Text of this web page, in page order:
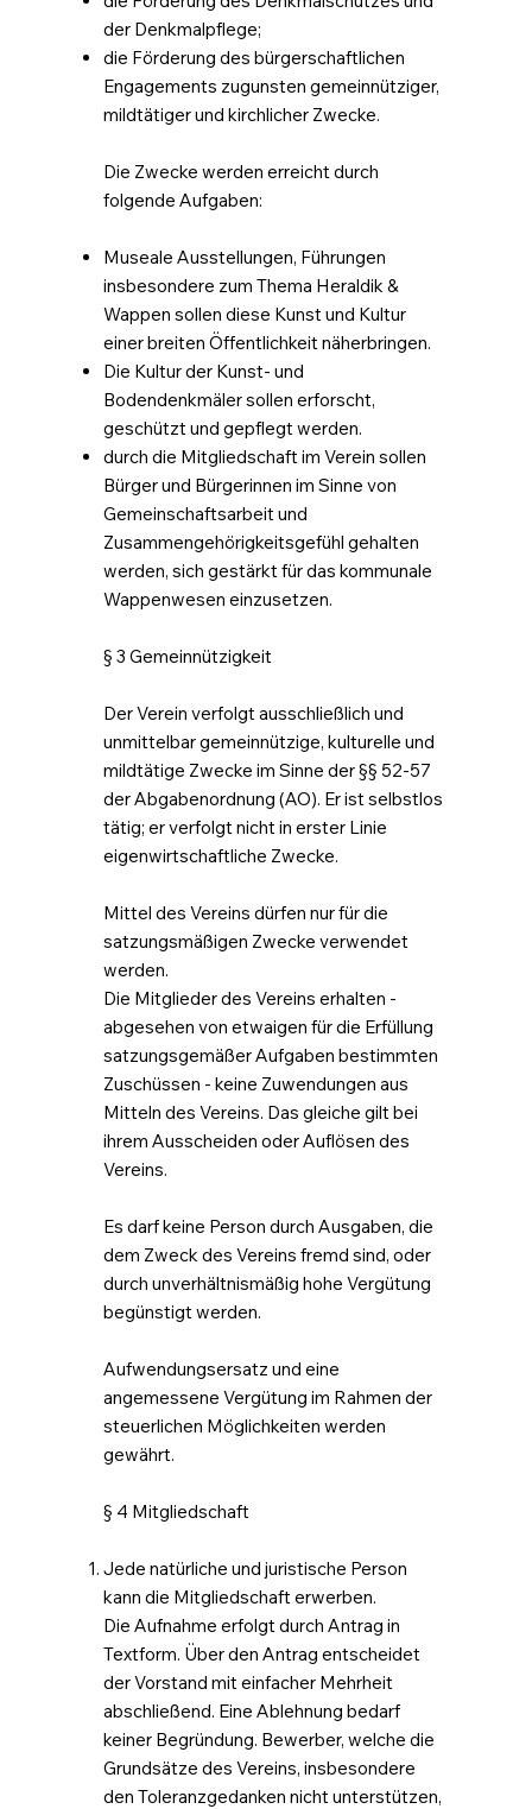
der Denkmalpflege;
die Förderung des bürgerschaftlichen
Engagements zugunsten gemeinnütziger,
mildtätiger und kirchlicher Zwecke.
Die Zwecke werden erreicht durch
folgende Aufgaben:
Museale Ausstellungen, Führungen
insbesondere zum Thema Heraldik &
Wappen sollen diese Kunst und Kultur
einer breiten Öffentlichkeit näherbringen.
Die Kultur der Kunst- und
Bodendenkmäler sollen erforscht,
geschützt und gepflegt werden.
durch die Mitgliedschaft im Verein sollen
Bürger und Bürgerinnen im Sinne von
Gemeinschaftsarbeit und
Zusammengehörigkeitsgefühl gehalten
werden, sich gestärkt für das kommunale
Wappenwesen einzusetzen.
§ 3 Gemeinnützigkeit
Der Verein verfolgt ausschließlich und
unmittelbar gemeinnützige, kulturelle und
mildtätige Zwecke im Sinne der §§ 52-57
der Abgabenordnung (AO). Er ist selbstlos
tätig; er verfolgt nicht in erster Linie
eigenwirtschaftliche Zwecke.
Mittel des Vereins dürfen nur für die
satzungsmäßigen Zwecke verwendet
werden.
Die Mitglieder des Vereins erhalten -
abgesehen von etwaigen für die Erfüllung
satzungsgemäßer Aufgaben bestimmten
Zuschüssen - keine Zuwendungen aus
Mitteln des Vereins. Das gleiche gilt bei
ihrem Ausscheiden oder Auflösen des
Vereins.
Es darf keine Person durch Ausgaben, die
dem Zweck des Vereins fremd sind, oder
durch unverhältnismäßig hohe Vergütung
begünstigt werden.
Aufwendungsersatz und eine
angemessene Vergütung im Rahmen der
steuerlichen Möglichkeiten werden
gewährt.
§ 4 Mitgliedschaft
Jede natürliche und juristische Person
kann die Mitgliedschaft erwerben.
Die Aufnahme erfolgt durch Antrag in
Textform. Über den Antrag entscheidet
der Vorstand mit einfacher Mehrheit
abschließend. Eine Ablehnung bedarf
keiner Begründung. Bewerber, welche die
Grundsätze des Vereins, insbesondere
den Toleranzgedanken nicht unterstützen,